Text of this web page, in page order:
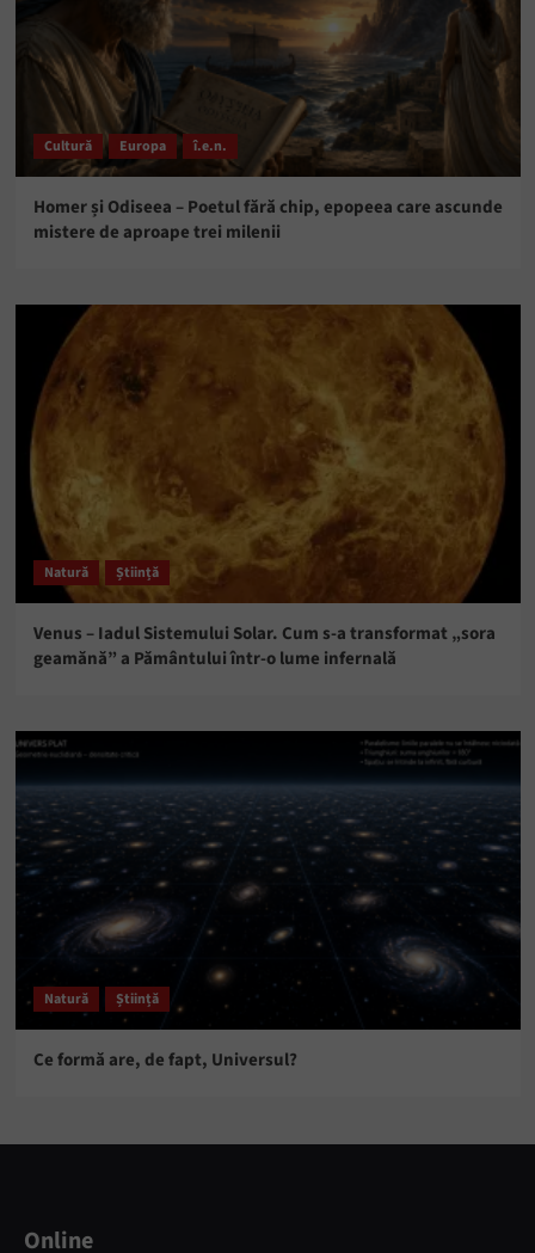
Cultură Europa î.e.n.
Homer și Odiseea – Poetul fără chip, epopeea care ascunde
mistere de aproape trei milenii
Natură Știință
Venus – Iadul Sistemului Solar. Cum s-a transformat „sora
geamănă” a Pământului într-o lume infernală
Natură Știință
Ce formă are, de fapt, Universul?
Online